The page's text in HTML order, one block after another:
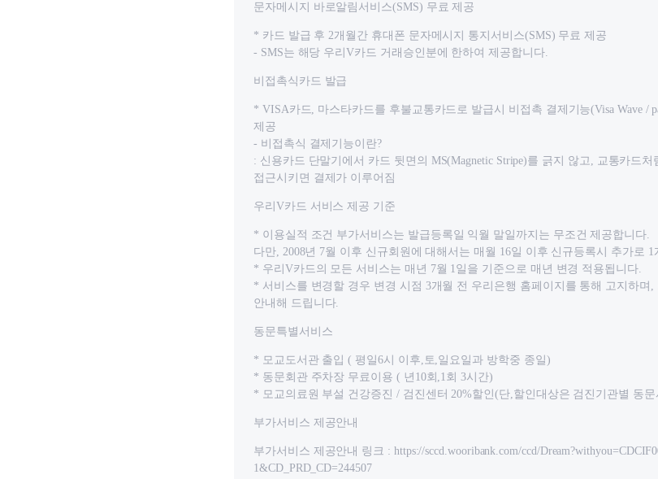
문자메시지 바로알림서비스(SMS) 무료 제공
* 카드 발급 후 2개월간 휴대폰 문자메시지 통지서비스(SMS) 무료 제공
- SMS는 해당 우리V카드 거래승인분에 한하여 제공합니다.
비접촉식카드 발급
* VISA카드, 마스타카드를 후불교통카드로 발급시 비접촉 결제기능(Visa Wave /
제공
- 비접촉식 결제기능이란?
: 신용카드 단말기에서 카드 뒷면의 MS(Magnetic Stripe)를 긁지 않고, 교통카드
접근시키면 결제가 이루어짐
우리V카드 서비스 제공 기준
* 이용실적 조건 부가서비스는 발급등록일 익월 말일까지는 무조건 제공합니다.
다만, 2008년 7월 이후 신규회원에 대해서는 매월 16일 이후 신규등록시 추가로
* 우리V카드의 모든 서비스는 매년 7월 1일을 기준으로 매년 변경 적용됩니다.
* 서비스를 변경할 경우 변경 시점 3개월 전 우리은행 홈페이지를 통해 고지하며,
안내해 드립니다.
동문특별서비스
* 모교도서관 출입 ( 평일6시 이후,토,일요일과 방학중 종일)
* 동문회관 주차장 무료이용 ( 년10회,1회 3시간)
* 모교의료원 부설 건강증진 / 검진센터 20%할인(단,할인대상은 검진기관별 동
부가서비스 제공안내
부가서비스 제공안내 링크 : https://sccd.wooribank.com/ccd/
1&CD_PRD_CD=244507